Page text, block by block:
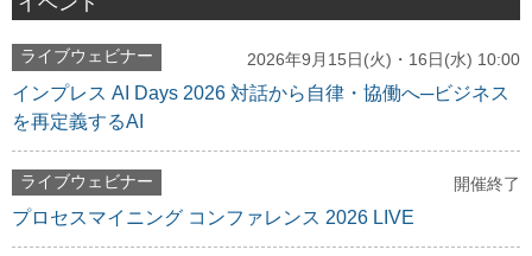
ライブウェビナー 2026年9月15日(火)・16日(水) 10:00
インプレス AI Days 2026 対話から自律・協働へ─ビジネス
を再定義するAI
ライブウェビナー 開催終了
プロセスマイニング コンファレンス 2026 LIVE